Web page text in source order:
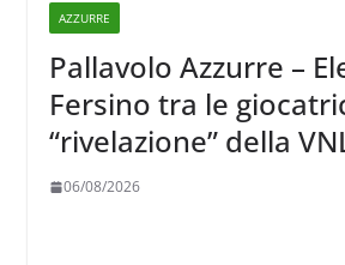
AZZURRE
Pallavolo Azzurre –
Fersino tra le
“rivelazione” della
Volleyball World
06/08/2026